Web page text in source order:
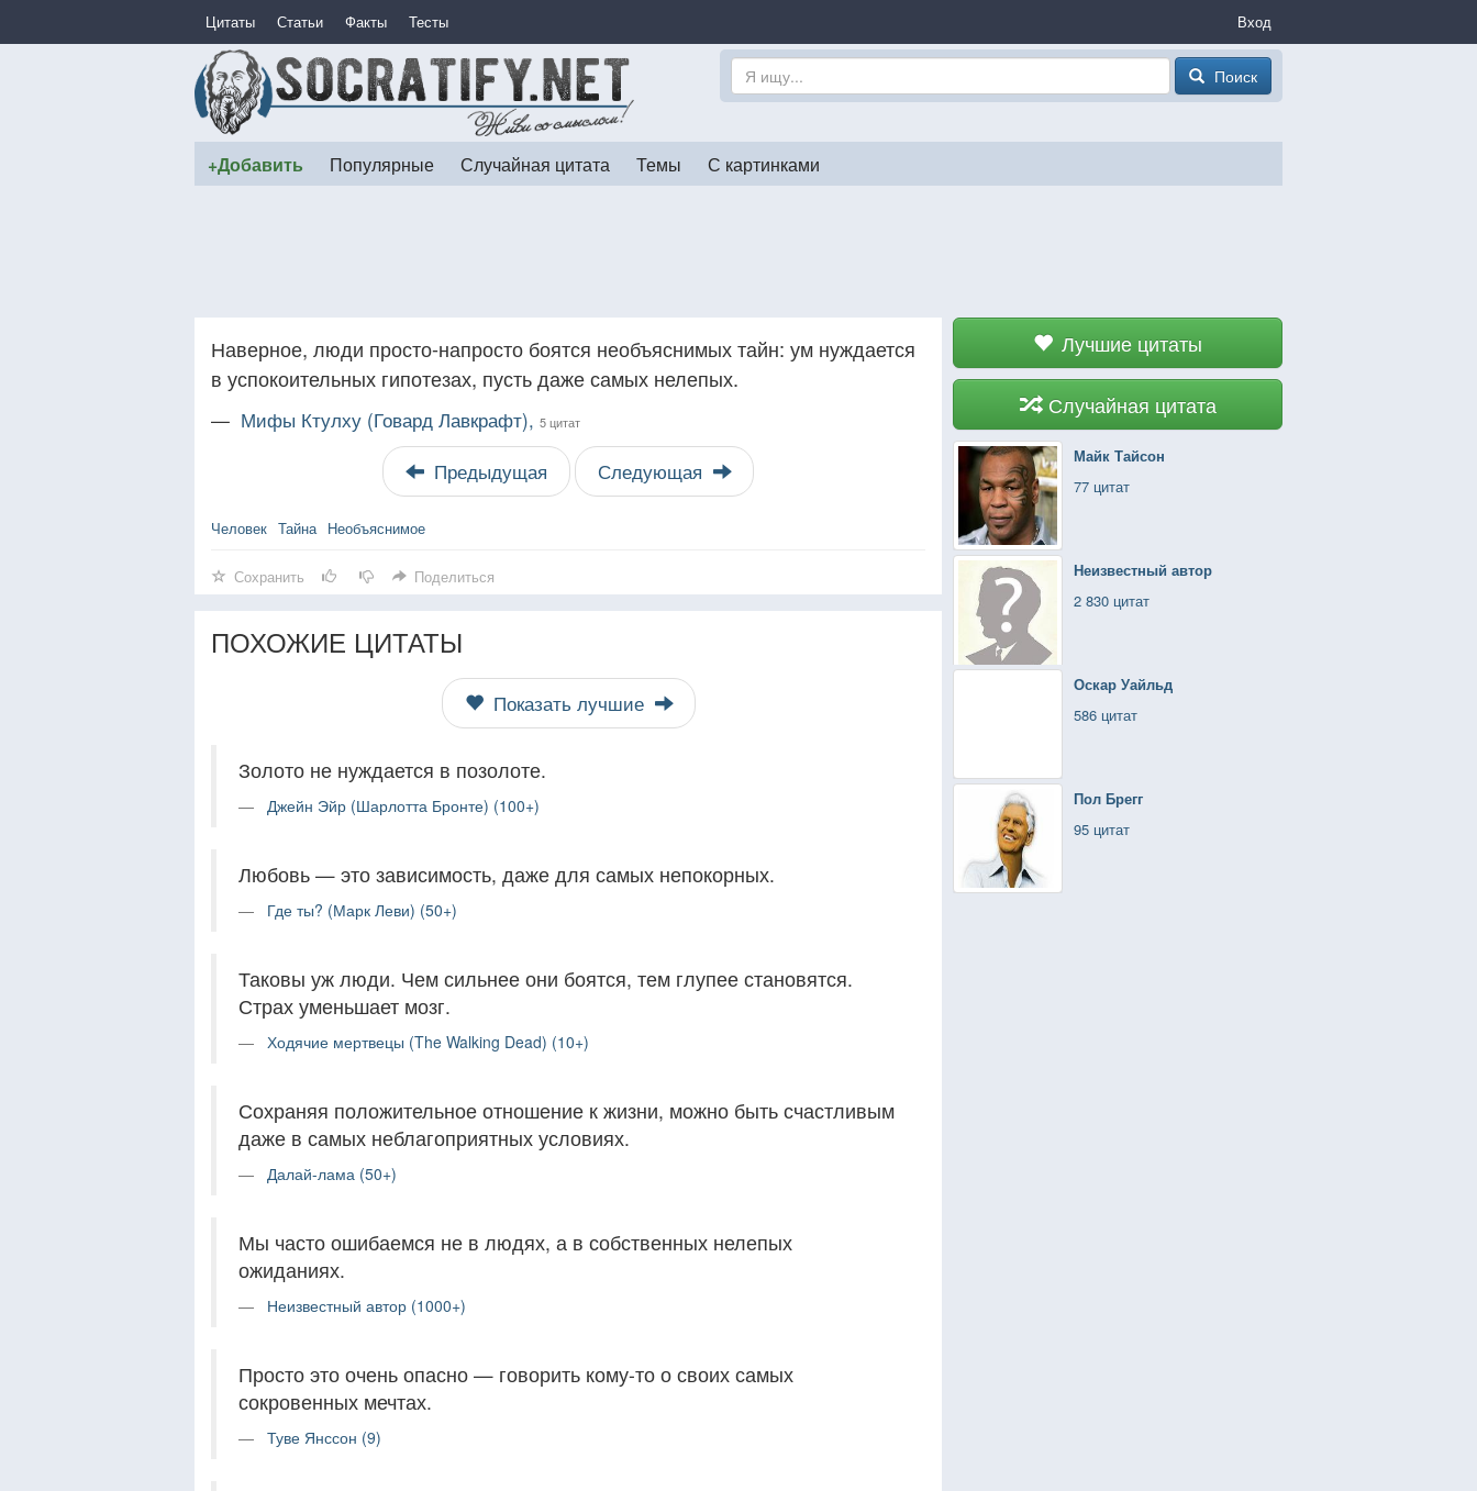
Цитаты Статьи Факты Тесты Вход
Поиск
+Добавить Популярные Случайная цитата Темы С картинками
Лучшие цитаты
Случайная цитата
Майк Тайсон
77 цитат
Неизвестный автор
2 830 цитат
Оскар Уайльд
586 цитат
Пол Брегг
95 цитат
Наверное, люди просто-напросто боятся необъяснимых тайн: ум нуждается
в успокоительных гипотезах, пусть даже самых нелепых.
— Мифы Ктулху (Говард Лавкрафт), 5 цитат
Предыдущая Следующая
Человек Тайна Необъяснимое
Сохранить Поделиться
ПОХОЖИЕ ЦИТАТЫ
Показать лучшие
Золото не нуждается в позолоте.
Джейн Эйр (Шарлотта Бронте) (100+)
Любовь — это зависимость, даже для самых непокорных.
Где ты? (Марк Леви) (50+)
Таковы уж люди. Чем сильнее они боятся, тем глупее становятся.
Страх уменьшает мозг.
Ходячие мертвецы (The Walking Dead) (10+)
Сохраняя положительное отношение к жизни, можно быть счастливым
даже в самых неблагоприятных условиях.
Далай-лама (50+)
Мы часто ошибаемся не в людях, а в собственных нелепых
ожиданиях.
Неизвестный автор (1000+)
Просто это очень опасно — говорить кому-то о своих самых
сокровенных мечтах.
Туве Янссон (9)